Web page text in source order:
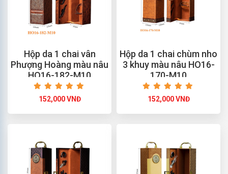
Hộp da 1 chai vân
Phượng Hoàng màu nâu
HO16-182-M10
152,000 VNĐ
Hộp da 1 chai chùm nho
3 khuy màu nâu HO16-
170-M10
152,000 VNĐ